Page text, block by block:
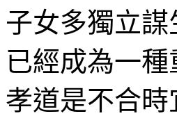
子女多獨立
已經成為一
孝道是不合